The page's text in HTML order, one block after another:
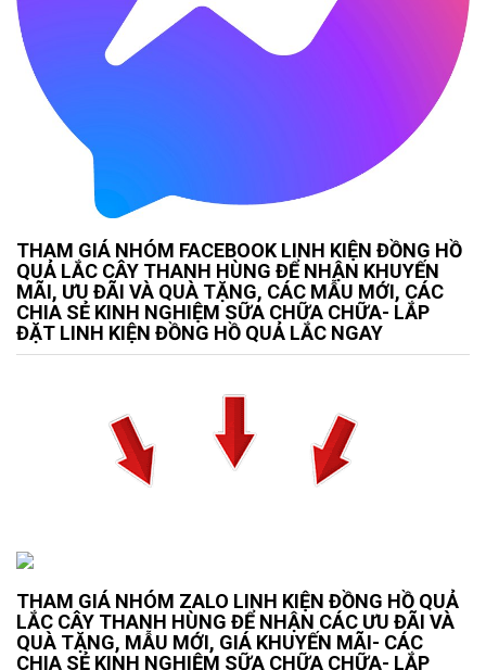
THAM GIÁ NHÓM FACEBOOK LINH KIỆN ĐỒNG HỒ
QUẢ LẮC CÂY THANH HÙNG ĐỂ NHẬN KHUYẾN
MÃI, ƯU ĐÃI VÀ QUÀ TẶNG, CÁC MẪU MỚI, CÁC
CHIA SẺ KINH NGHIỆM SỮA CHỮA CHỮA- LẮP
ĐẶT LINH KIỆN ĐỒNG HỒ QUẢ LẮC NGAY
THAM GIÁ NHÓM ZALO LINH KIỆN ĐỒNG HỒ QUẢ
LẮC CÂY THANH HÙNG ĐỂ NHẬN CÁC ƯU ĐÃI VÀ
QUÀ TẶNG, MẪU MỚI, GIÁ KHUYẾN MÃI- CÁC
CHIA SẺ KINH NGHIỆM SỮA CHỮA CHỮA- LẮP